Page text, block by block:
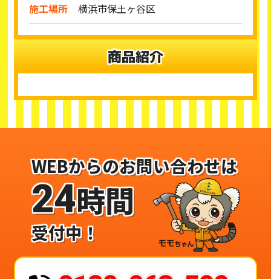
施工場所 横浜市保土ヶ谷区
商品紹介
WEBからのお問い合わせは
24時間
受付中！